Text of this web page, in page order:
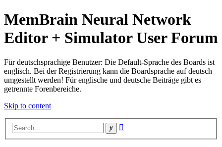
MemBrain Neural Network
Editor + Simulator User Forum
Für deutschsprachige Benutzer: Die Default-Sprache des Boards ist
englisch. Bei der Registrierung kann die Boardsprache auf deutsch
umgestellt werden! Für englische und deutsche Beiträge gibt es
getrennte Forenbereiche.
Skip to content
Search